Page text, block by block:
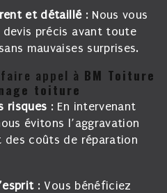
et détaillé: Nous vous
devis précis avant toute
mauvaises surprises.
faire appel à BM Toiture
toiture
risques : En intervenant
évitons l’aggravation
des coûts de réparation
: Vous bénéficiez